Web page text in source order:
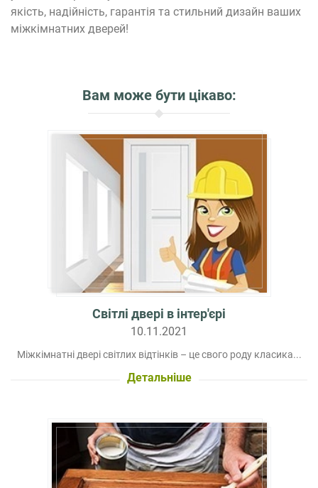
якість, надійність, гарантія та стильний дизайн ваших
міжкімнатних дверей!
Вам може бути цікаво:
Світлі двері в інтер'єрі
10.11.2021
Міжкімнатні двері світлих відтінків – це свого роду класика...
Детальніше